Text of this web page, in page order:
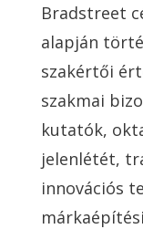
Bradstreet
alapján
szakértői
szakmai
kutatók,
jelenlétét,
innovációs